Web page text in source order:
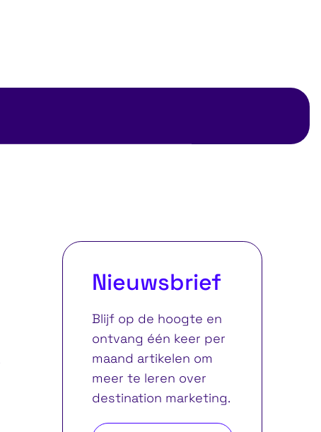
Nieuwsbrief
Blijf op de hoogte en
ontvang één keer per
maand artikelen om
meer te leren over
destination marketing.